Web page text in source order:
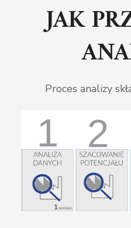
JAK
Proces analizy